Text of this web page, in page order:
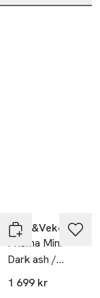
Watt&Veke
Prisma Mini
Dark ash /
Natural
1 699 kr